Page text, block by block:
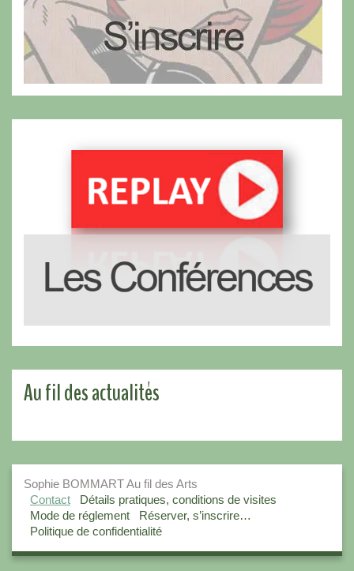
Au fil des actualités
Sophie BOMMART Au fil des Arts
Contact
Détails pratiques, conditions de visites
Mode de réglement
Réserver, s’inscrire…
Politique de confidentialité